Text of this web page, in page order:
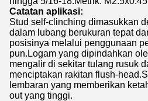
Catatan aplikasi:
Stud self-clinching dimasukkan
dalam lubang berukuran tepat
posisinya melalui penggunaan
pun.Logam yang dipindahkan
mengalir di sekitar tulang rusuk
menciptakan rakitan flush-
lembaran yang memberikan
out yang tinggi.